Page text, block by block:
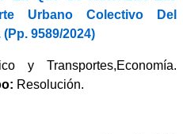
Urbano Colectivo Del
9589/2024)
y Transportes,Economía.
Resolución.